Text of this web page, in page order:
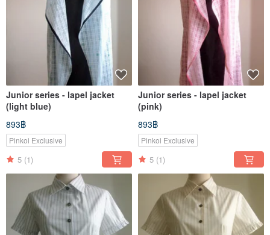
Junior series - lapel jacket
(light blue)
893฿
Pinkoi Exclusive
5 (1)
Junior series - lapel jacket
(pink)
893฿
Pinkoi Exclusive
5 (1)